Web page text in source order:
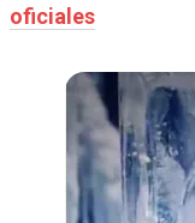
oficiales